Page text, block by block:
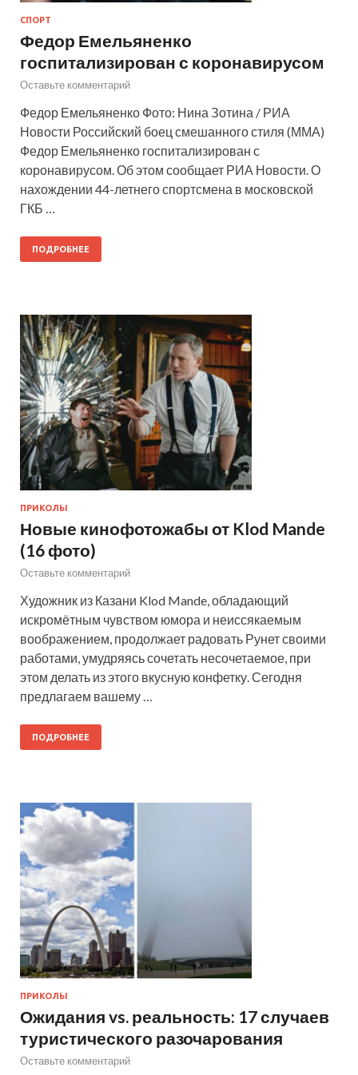
СПОРТ
Федор Емельяненко
госпитализирован с коронавирусом
Оставьте комментарий
Федор Емельяненко Фото: Нина Зотина / РИА
Новости Российский боец смешанного стиля (ММА)
Федор Емельяненко госпитализирован с
коронавирусом. Об этом сообщает РИА Новости. О
нахождении 44-летнего спортсмена в московской
ГКБ …
ПОДРОБНЕЕ
ПРИКОЛЫ
Новые кинофотожабы от Klod Mande
(16 фото)
Оставьте комментарий
Художник из Казани Klod Mande, обладающий
искромётным чувством юмора и неиссякаемым
воображением, продолжает радовать Рунет своими
работами, умудряясь сочетать несочетаемое, при
этом делать из этого вкусную конфетку. Сегодня
предлагаем вашему …
ПОДРОБНЕЕ
ПРИКОЛЫ
Ожидания vs. реальность: 17 случаев
туристического разочарования
Оставьте комментарий